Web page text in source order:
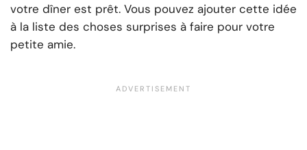
votre dîner est prêt. Vous pouvez ajouter cette idée
à la liste des choses surprises à faire pour votre
petite amie.